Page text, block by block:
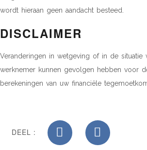
wordt hieraan geen aandacht besteed.
DISCLAIMER
Veranderingen in wetgeving of in de situatie
werknemer kunnen gevolgen hebben voor
berekeningen van uw financiële
DEEL :